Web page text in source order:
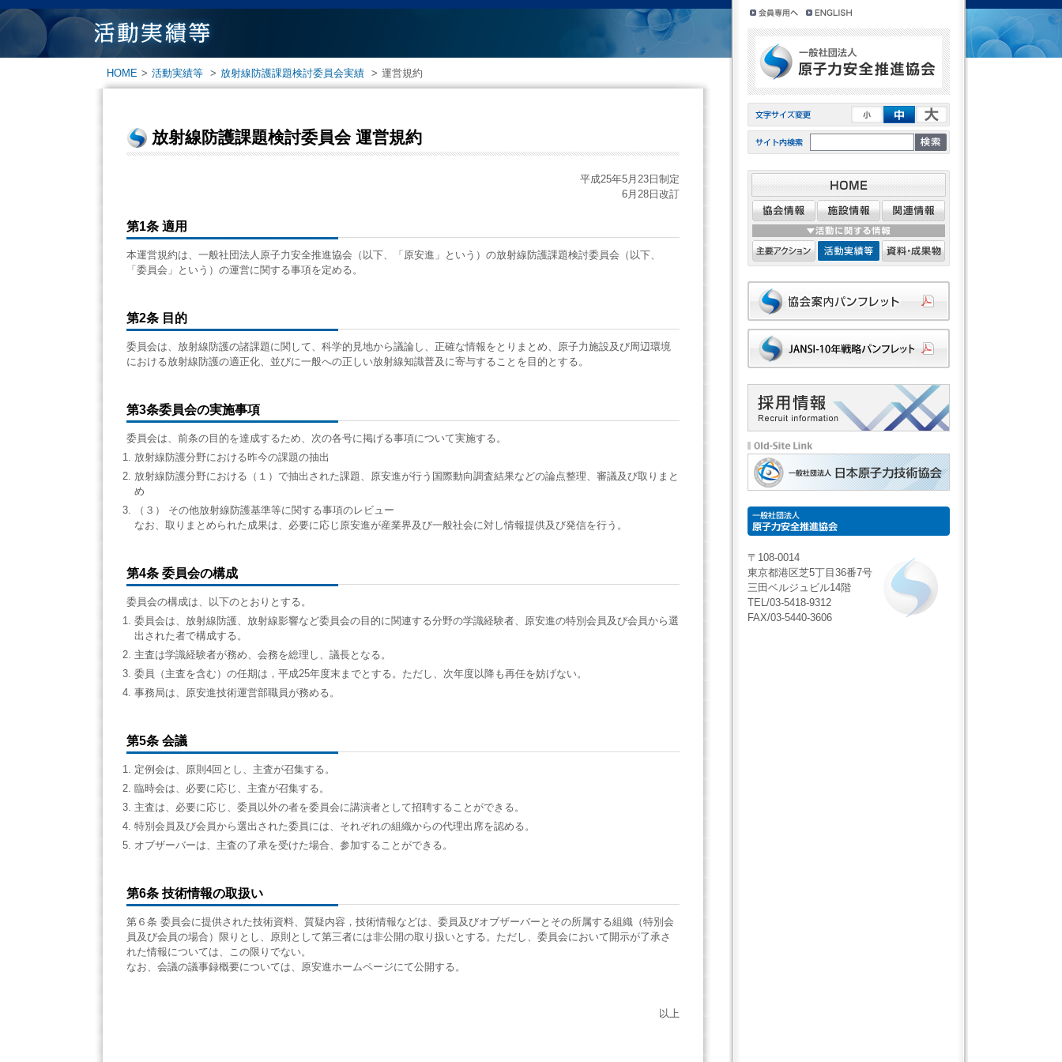
HOME > 活動実績等 > 放射線防護課題検討委員会実績 > 運営規約
放射線防護課題検討委員会 運営規約
平成25年5月23日制定
6月28日改訂
第1条 適用
本運営規約は、一般社団法人原子力安全推進協会（以下、「原安進」という）の放射線防護課題検討委員会（以下、
「委員会」という）の運営に関する事項を定める。
第2条 目的
委員会は、放射線防護の諸課題に関して、科学的見地から議論し、正確な情報をとりまとめ、原子力施設及び周辺環境
における放射線防護の適正化、並びに一般への正しい放射線知識普及に寄与することを目的とする。
第3条委員会の実施事項
委員会は、前条の目的を達成するため、次の各号に掲げる事項について実施する。
放射線防護分野における昨今の課題の抽出
放射線防護分野における（１）で抽出された課題、原安進が行う国際動向調査結果などの論点整理、審議及び取りまと
め
（３） その他放射線防護基準等に関する事項のレビュー
なお、取りまとめられた成果は、必要に応じ原安進が産業界及び一般社会に対し情報提供及び発信を行う。
第4条 委員会の構成
委員会の構成は、以下のとおりとする。
委員会は、放射線防護、放射線影響など委員会の目的に関連する分野の学識経験者、原安進の特別会員及び会員から選
出された者で構成する。
主査は学識経験者が務め、会務を総理し、議長となる。
委員（主査を含む）の任期は，平成25年度末までとする。ただし、次年度以降も再任を妨げない。
事務局は、原安進技術運営部職員が務める。
第5条 会議
定例会は、原則4回とし、主査が召集する。
臨時会は、必要に応じ、主査が召集する。
主査は、必要に応じ、委員以外の者を委員会に講演者として招聘することができる。
特別会員及び会員から選出された委員には、それぞれの組織からの代理出席を認める。
オブザーバーは、主査の了承を受けた場合、参加することができる。
第6条 技術情報の取扱い
第６条 委員会に提供された技術資料、質疑内容，技術情報などは、委員及びオブザーバーとその所属する組織（特別会
員及び会員の場合）限りとし、原則として第三者には非公開の取り扱いとする。ただし、委員会において開示が了承さ
れた情報については、この限りでない。
なお、会議の議事録概要については、原安進ホームページにて公開する。
以上
〒108-0014
東京都港区芝5丁目36番7号
三田ベルジュビル14階
TEL/03-5418-9312
FAX/03-5440-3606